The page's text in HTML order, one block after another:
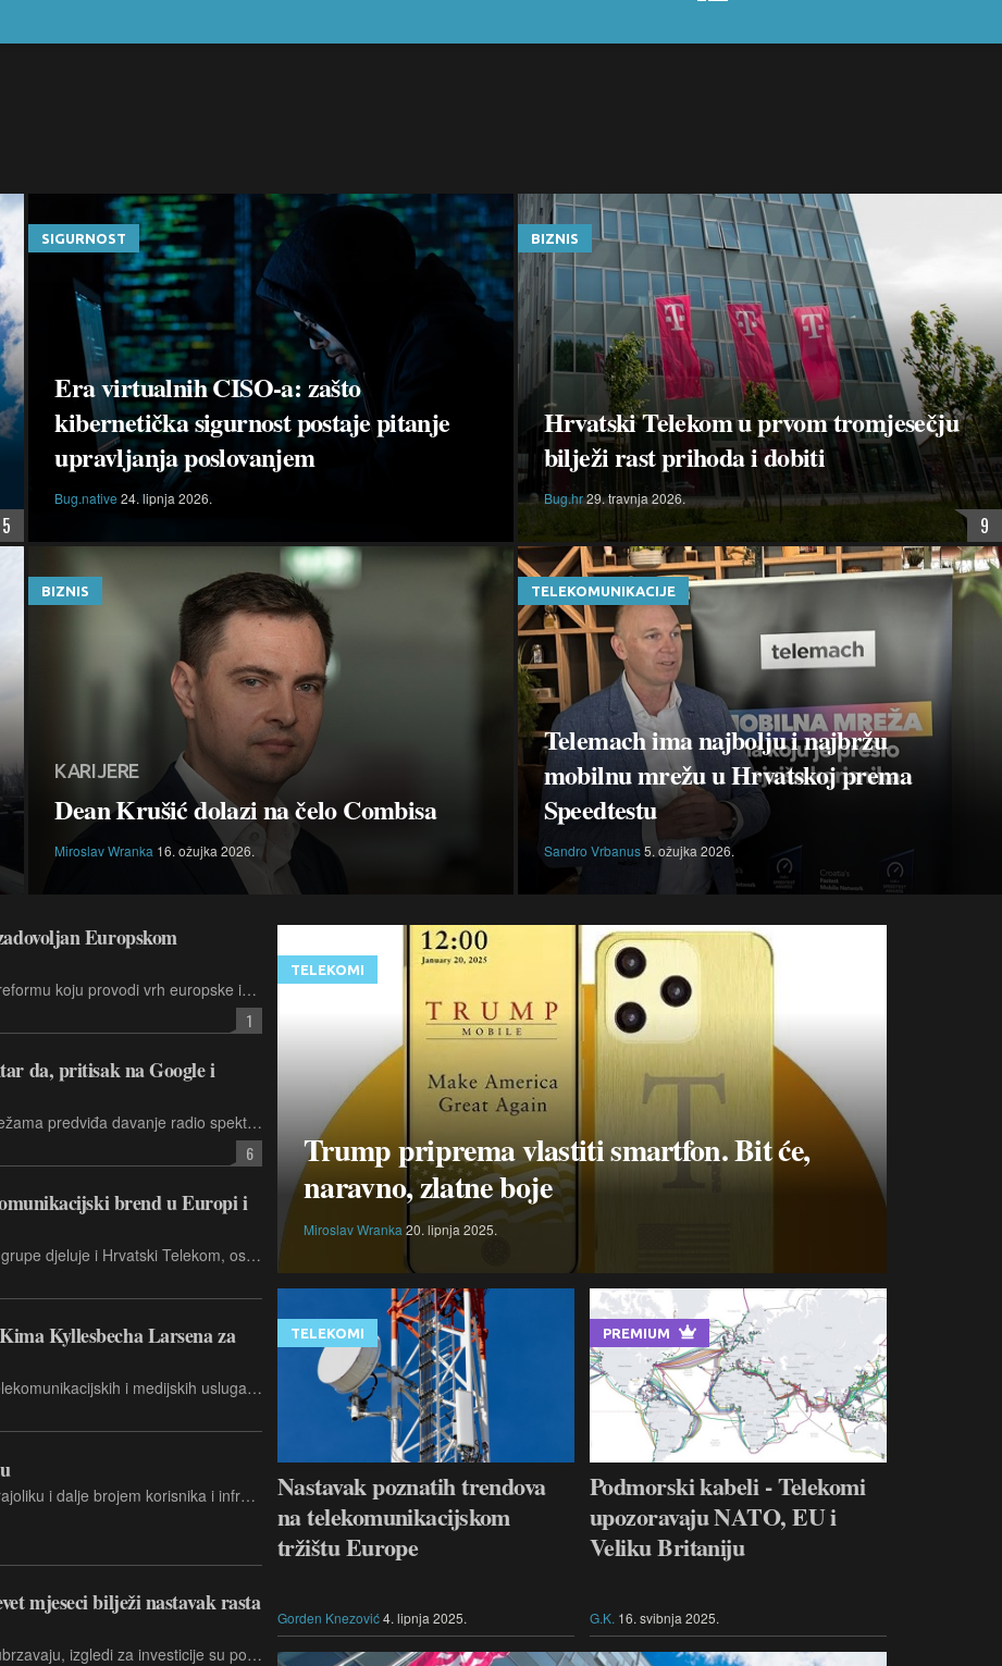
5
SIGURNOST
Era virtualnih CISO-a: zašto
kibernetička sigurnost postaje pitanje
upravljanja poslovanjem
Bug.native 24. lipnja 2026.
BIZNIS
Hrvatski Telekom u prvom tromjesečju
bilježi rast prihoda i dobiti
Bug.hr29. travnja 2026.
9
BIZNIS
KARIJERE
Dean Krušić dolazi na čelo Combisa
Miroslav Wranka 16. ožujka 2026.
TELEKOMUNIKACIJE
Telemach ima najbolju i najbržu
mobilnu mrežu u Hrvatskoj prema
Speedtestu
Sandro Vrbanus5. ožujka 2026.
Europskom
Timotheus Hoettges kritizirao je reformu koju provodi vrh europske izvršne vlasti u segmentu u kojem je tvrtka na čijem je čelu najveći igrač.
1
da, pritisak na Google i
Prijedlog Zakona o digitalnim mrežama predviđa davanje radio spektra telekomima na neograničeno korištenje. No, tehnološki divovi neće sudjelovati u gradnji infrastrukture ako to ne žele.
6
brend u Europi i
Deutsche Telekom, u sklopu čije grupe djeluje i Hrvatski Telekom, ostvario je najveću vrijednost brenda u svojoj povijesti te još jednom potvrdio status najvrjednijeg telekomunikacijskog brenda na svijetu. Prema najnovijem izvještaju „Brand Finance Global 500“, T brend zadržao je vodeću poziciju među globalnim telekomunikacijskim brendovima. Također, ostao je najjači korporativni brend u Europi i Njemačkoj.
Kyllesbecha Larsena za
United Group, vodeći pružatelj telekomunikacijskih i medijskih usluga u jugoistočnoj Europi, imenovao je dr. Kima Kyllesbecha Larsena glavnim direktorom za tehnologiju i informacijske sustave (CTIO), sa službenim preuzimanjem pozicije 1. studenog 2025. godine
U globalnom komunikacijskom krajoliku i dalje brojem korisnika i infrastrukturom dominiraju azijski moćnici, koji povezuju milijarde ljudi putem golemih mobilnih mreža.
mjeseci bilježi nastavak rasta
Ulaganja u infrastrukturu i dalje ubrzavaju, izgledi za investicije su povećani, dobit i prihodi rastu, a dioničarima je kroz kombinaciju dividende i otkupa dionica isplaćeno 158 milijuna eura
TELEKOMI
Trump priprema vlastiti smartfon. Bit će,
naravno, zlatne boje
Miroslav Wranka 20. lipnja 2025.
TELEKOMI
Nastavak poznatih trendova
na telekomunikacijskom
tržištu Europe
Gorden Knezović4. lipnja 2025.
PREMIUM
Podmorski kabeli - Telekomi
upozoravaju NATO, EU i
Veliku Britaniju
G.K. 16. svibnja 2025.